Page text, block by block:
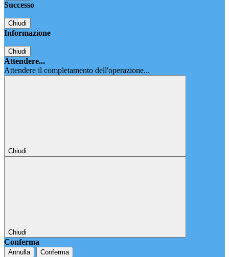
Successo
Chiudi
Informazione
Chiudi
Attendere...
Attendere il completamento dell'operazione...
Chiudi
Chiudi
Conferma
Annulla Conferma